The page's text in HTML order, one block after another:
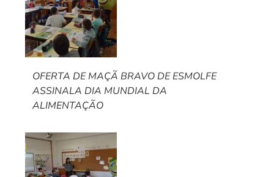
OFERTA DE MAÇÃ BRAVO DE ESMOLFE
ASSINALA DIA MUNDIAL DA
ALIMENTAÇÃO